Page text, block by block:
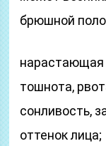
брюшной
нарастающая
тошнота,
сонливость,
оттенок лица;